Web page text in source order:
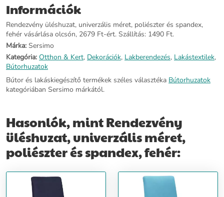
alkalmazkodik a különböző székekhez, így az anyag használat
közben nem mozog. A spandex hozzáadása a szövethez biztosítja a
fedél rugalmasságát. Ennek a belső tartozéknak nagy előnye a kis
méret összecsukva. Szabadon tárolhatja egy fiókban. Az erős és
ugyanakkor mély színek lehetővé teszik a belső tér egyszerű és
gyors cseréjét. Hála nekik, megváltoztathatja a belsőépítészetet az
évszaktól vagy az alkalomtól függően. Méretek: Ülésszélesség: 38 -
52 cm Üléshossz: 38 - 52 cm Háttámla magasság: 45 - 70 cm
További információ>>
Információk
Rendezvény üléshuzat, univerzális méret, poliészter és spandex,
fehér vásárlása olcsón, 2679 Ft-ért. Szállítás: 1490 Ft.
Márka: Sersimo
Kategória: Otthon & Kert, Dekorációk, Lakberendezés, Lakástextilek,
Bútorhuzatok
Bútor és lakáskiegészítő termékek széles választéka Bútorhuzatok
kategóriában Sersimo márkától.
Hasonlók, mint Rendezvény
üléshuzat, univerzális méret,
poliészter és spandex, fehér: